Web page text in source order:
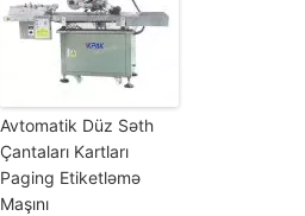
Avtomatik Düz Səth
Çantaları Kartları
Paging Etiketləmə
Maşını